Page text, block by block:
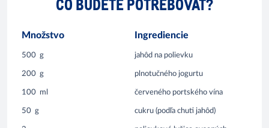
ČO BUDETE POTREBOVAŤ?
Množstvo Ingrediencie
500 g jahôd na polievku
200 g plnotučného jogurtu
100 ml červeného portského vína
50 g cukru (podľa chuti jahôd)